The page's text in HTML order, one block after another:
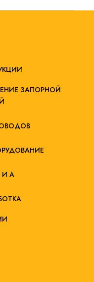
ЗАПОРНОЙ
И А